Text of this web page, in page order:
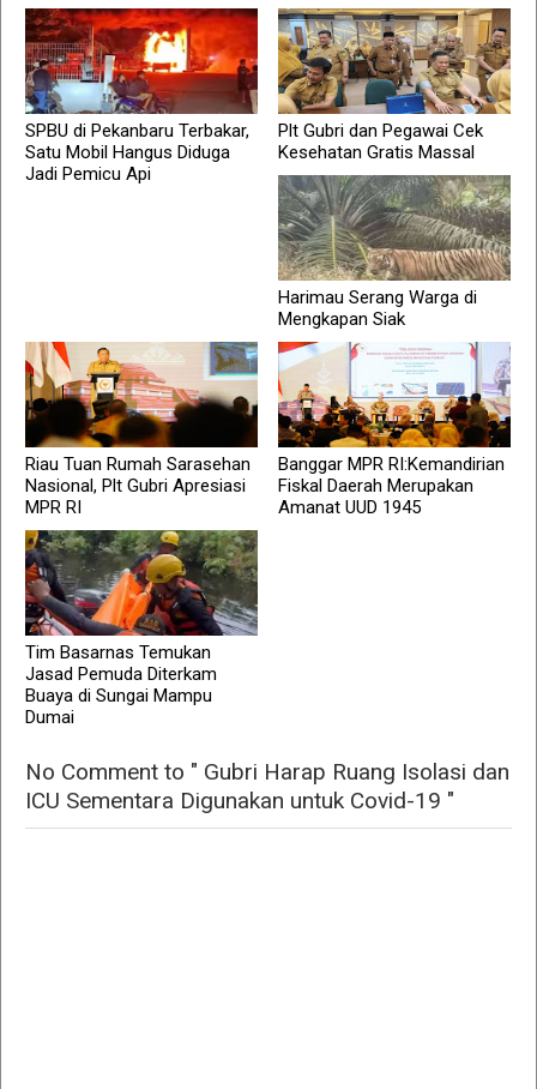
SPBU di Pekanbaru Terbakar,
Satu Mobil Hangus Diduga
Jadi Pemicu Api
Plt Gubri dan Pegawai Cek
Kesehatan Gratis Massal
Harimau Serang Warga di
Mengkapan Siak
Riau Tuan Rumah Sarasehan
Nasional, Plt Gubri Apresiasi
MPR RI
Banggar MPR RI:Kemandirian
Fiskal Daerah Merupakan
Amanat UUD 1945
Tim Basarnas Temukan
Jasad Pemuda Diterkam
Buaya di Sungai Mampu
Dumai
No Comment to " Gubri Harap Ruang Isolasi dan
ICU Sementara Digunakan untuk Covid-19 "